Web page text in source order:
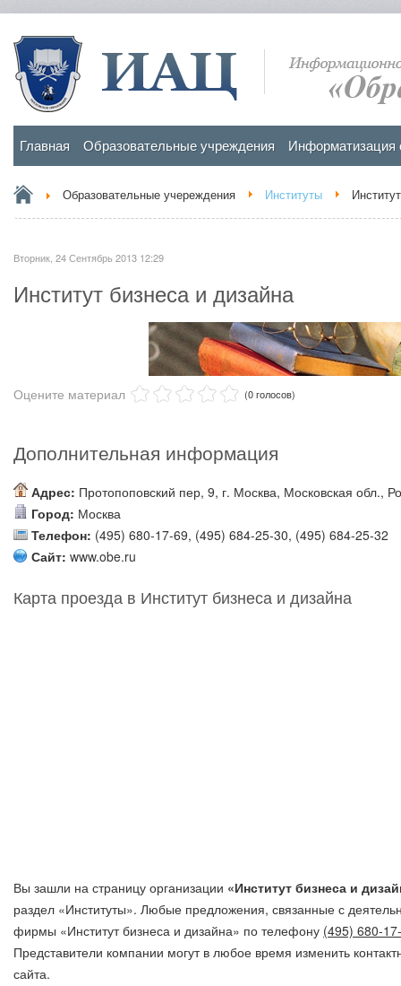
Главная Образовательные учреждения Информатизация
Образовательные учереждения Институты
Вторник, 24 Сентябрь 2013 12:29
Институт бизнеса и дизайна
Оцените материал (0 голосов)
Дополнительная информация
Адрес: Протопоповский пер, 9, г. Москва, Московская обл.,
Город: Москва
Телефон: (495) 680-17-69, (495) 684-25-30, (495) 684-25-32
Сайт: www.obe.ru
Карта проезда в Институт бизнеса и дизайна
Вы зашли на страницу организации «Институт бизнеса и
раздел «Институты». Любые предложения, связанные с
фирмы «Институт бизнеса и дизайна» по телефону (495) 680-
Представители компании могут в любое время изменить
сайта.